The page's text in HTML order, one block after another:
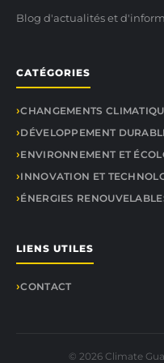
Blog d'actualités et
CATÉGORIES
CHANGEMENTS
DÉVELOPPEMENT
ENVIRONNEMENT ET
INNOVATION ET
ÉNERGIES
LIENS UTILES
CONTACT
© 2026 Climate